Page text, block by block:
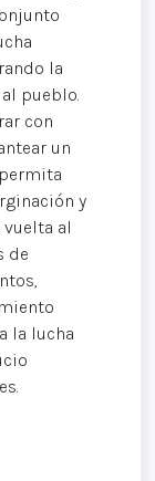
la
pueblo.
con
un
y
al
de
la lucha